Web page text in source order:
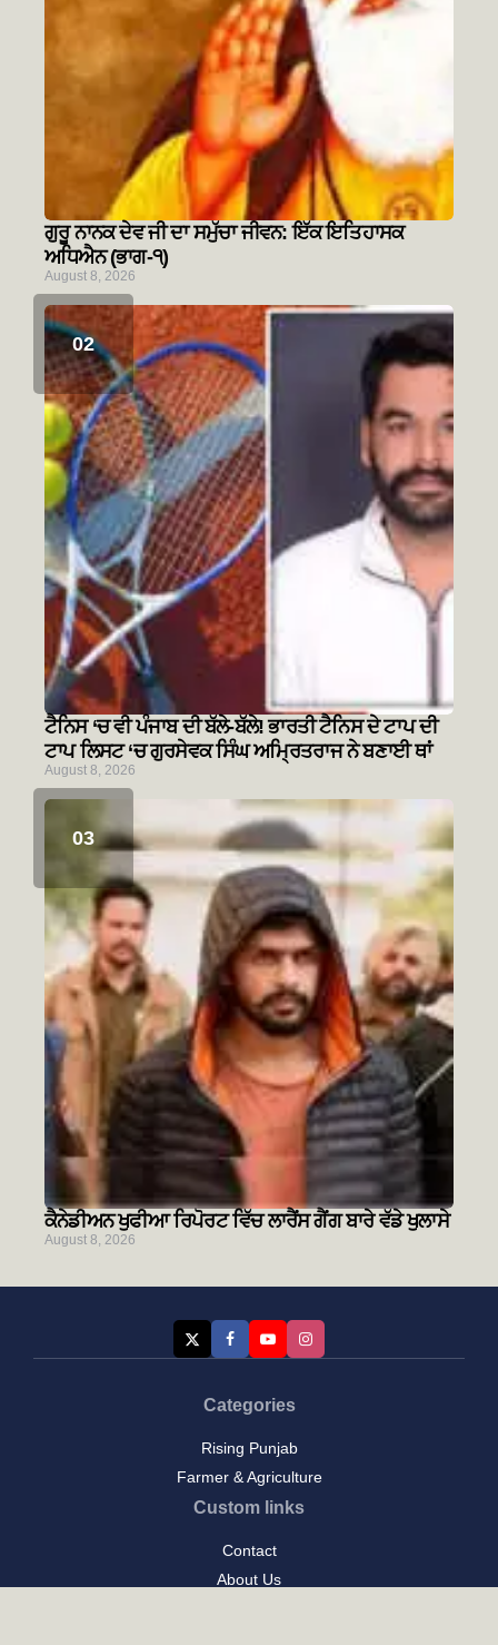
ਗੁਰੂ ਨਾਨਕ ਦੇਵ ਜੀ ਦਾ ਸਮੁੱਚਾ ਜੀਵਨ: ਇੱਕ ਇਤਿਹਾਸਕ
ਅਧਿਐਨ (ਭਾਗ-੧)
August 8, 2026
ਟੈਨਿਸ ‘ਚ ਵੀ ਪੰਜਾਬ ਦੀ ਬੱਲੇ-ਬੱਲੇ! ਭਾਰਤੀ ਟੈਨਿਸ ਦੇ ਟਾਪ ਦੀ
ਟਾਪ ਲਿਸਟ ‘ਚ ਗੁਰਸੇਵਕ ਸਿੰਘ ਅਮ੍ਰਿਤਰਾਜ ਨੇ ਬਣਾਈ ਥਾਂ
August 8, 2026
ਕੈਨੇਡੀਅਨ ਖੁਫੀਆ ਰਿਪੋਰਟ ਵਿੱਚ ਲਾਰੈਂਸ ਗੈਂਗ ਬਾਰੇ ਵੱਡੇ ਖੁਲਾਸੇ
August 8, 2026
Categories
Rising Punjab
Farmer & Agriculture
Custom links
Contact
About Us